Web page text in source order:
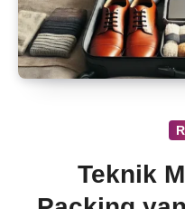
Teknik